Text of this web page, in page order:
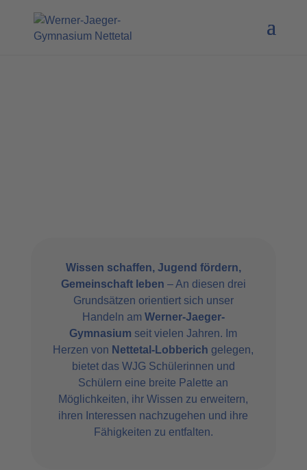
Wissen schaffen, Jugend fördern,
Gemeinschaft leben – An diesen drei
Grundsätzen orientiert sich unser
Handeln am Werner-Jaeger-
Gymnasium seit vielen Jahren. Im
Herzen von Nettetal-Lobberich gelegen,
bietet das WJG Schülerinnen und
Schülern eine breite Palette an
Möglichkeiten, ihr Wissen zu erweitern,
ihren Interessen nachzugehen und ihre
Fähigkeiten zu entfalten.